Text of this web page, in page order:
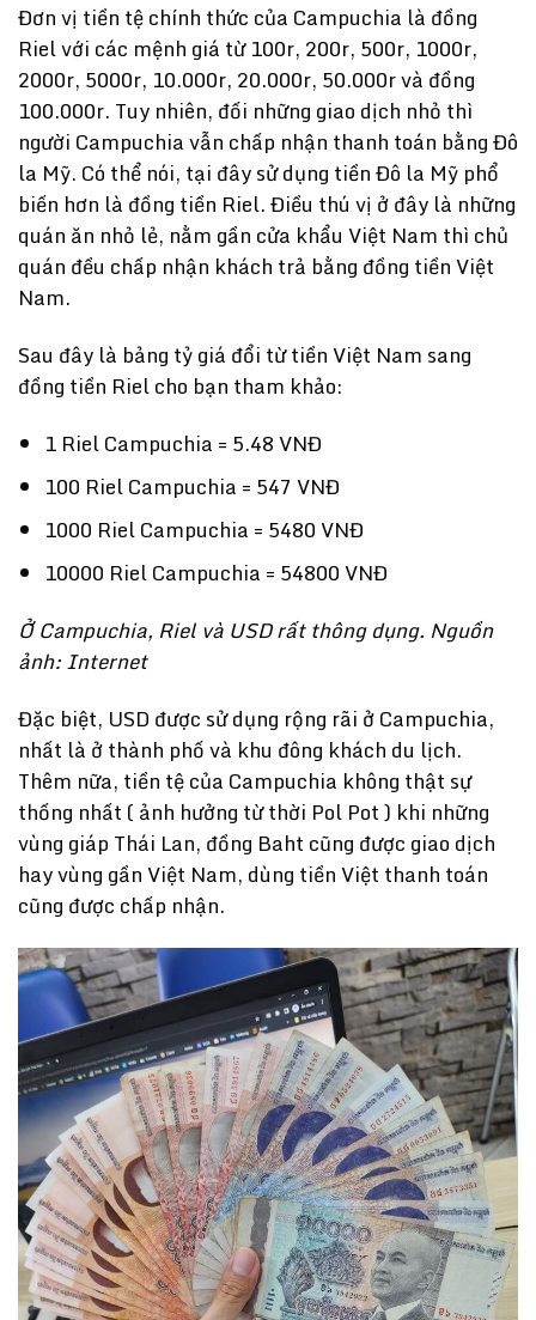
Đơn vị tiền tệ chính thức của Campuchia là đồng
Riel với các mệnh giá từ 100r, 200r, 500r, 1000r,
2000r, 5000r, 10.000r, 20.000r, 50.000r và đồng
100.000r. Tuy nhiên, đối những giao dịch nhỏ thì
người Campuchia vẫn chấp nhận thanh toán bằng Đô
la Mỹ. Có thể nói, tại đây sử dụng tiền Đô la Mỹ phổ
biến hơn là đồng tiền Riel. Điều thú vị ở đây là những
quán ăn nhỏ lẻ, nằm gần cửa khẩu Việt Nam thì chủ
quán đều chấp nhận khách trả bằng đồng tiền Việt
Nam.
Sau đây là bảng tỷ giá đổi từ tiền Việt Nam sang
đồng tiền Riel cho bạn tham khảo:
1 Riel Campuchia = 5.48 VNĐ
100 Riel Campuchia = 547 VNĐ
1000 Riel Campuchia = 5480 VNĐ
10000 Riel Campuchia = 54800 VNĐ
Ở Campuchia, Riel và USD rất thông dụng. Nguồn
ảnh: Internet
Đặc biệt, USD được sử dụng rộng rãi ở Campuchia,
nhất là ở thành phố và khu đông khách du lịch.
Thêm nữa, tiền tệ của Campuchia không thật sự
thống nhất ( ảnh hưởng từ thời Pol Pot ) khi những
vùng giáp Thái Lan, đồng Baht cũng được giao dịch
hay vùng gần Việt Nam, dùng tiền Việt thanh toán
cũng được chấp nhận.